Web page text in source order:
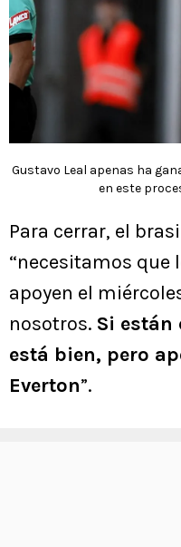
Gustavo Leal apenas ha
en este
Para cerrar, el
“necesitamos que
apoyen el
nosotros. Si están
está bien, pero
Everton”.